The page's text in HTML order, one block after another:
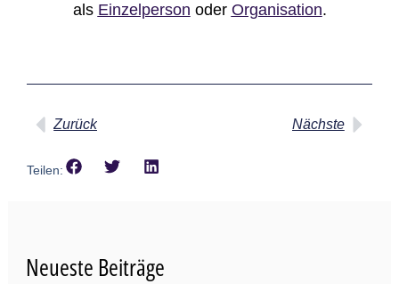
als Einzelperson oder Organisation.
Zurück Nächste
Teilen:
Neueste Beiträge